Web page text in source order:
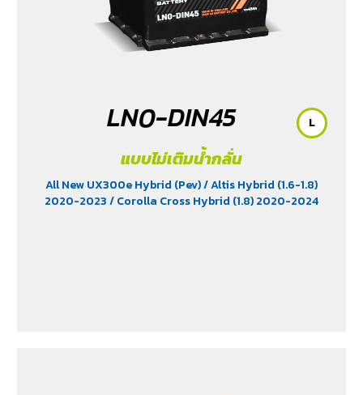
LN0-DIN45
แบบไม่เติมน้ำกลั่น
All New UX300e Hybrid (Pev)/ Altis Hybrid (1.6-1.8)
2020-2023/ Corolla Cross Hybrid (1.8) 2020-2024
L